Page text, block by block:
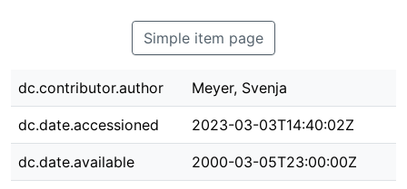
Simple item page
dc.contributor.author Meyer, Svenja
dc.date.accessioned 2023-03-03T14:40:02Z
dc.date.available 2000-03-05T23:00:00Z